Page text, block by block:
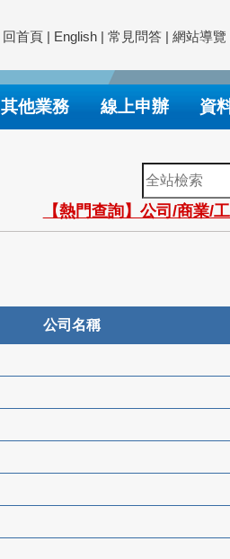
回首頁 | English | 常見問答 | 網站導覽
其他業務 線上申辦 資
全
站
檢
索
【熱門查詢】公司/商業/
公司名稱